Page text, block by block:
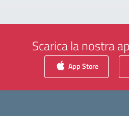
Scarica la nostra
App Store